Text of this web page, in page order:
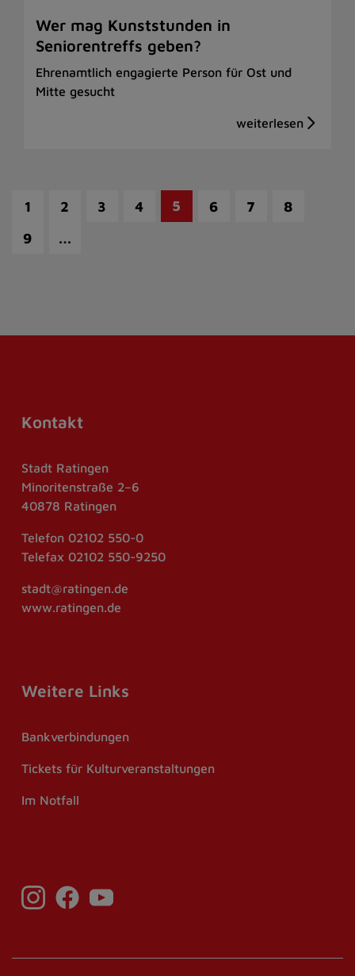
Wer mag Kunststunden in
Seniorentreffs geben?
Ehrenamtlich engagierte Person für Ost und
Mitte gesucht
1 2 3 4 5 6 7
8
9
…
Kontakt
Stadt Ratingen
Minoritenstraße 2–6
40878 Ratingen
Telefon 02102 550-0
Telefax 02102 550-9250
stadt@ratingen.de
www.ratingen.de
Weitere Links
Bankverbindungen
Tickets für Kulturveranstaltungen
Im Notfall